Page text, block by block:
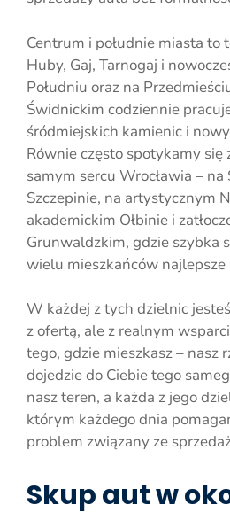
Centrum i południe miasta to
Huby, Gaj, Tarnogaj i
Południu oraz na
Świdnickim codziennie
śródmiejskich kamienic i
Równie często spotykamy się
samym sercu Wrocławia –
Szczepinie, na artystycznym
akademickim Ołbinie i
Grunwaldzkim, gdzie szybka
wielu mieszkańców najlepsze
W każdej z tych dzielnic
z ofertą, ale z realnym
tego, gdzie mieszkasz – nasz
dojedzie do Ciebie tego
nasz teren, a każda z jego
którym każdego dnia
problem związany ze
Skup aut w